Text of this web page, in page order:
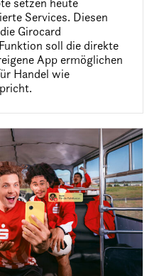
Services. Diesen
Girocard
soll die direkte
App ermöglichen
Handel wie